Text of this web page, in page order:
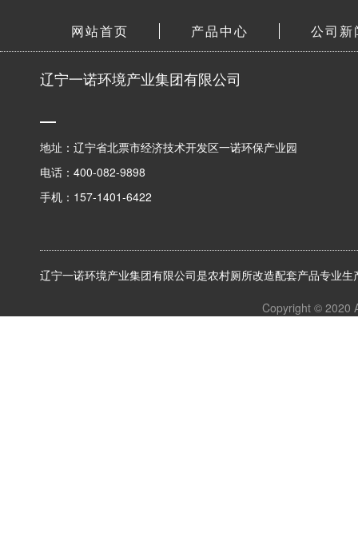
网站首页 产品中心 公司新
辽宁一诺环境产业集团有限公司
地址：辽宁省北票市经济技术开发区一诺环保产业园
电话：400-082-9898
手机：157-1401-6422
辽宁一诺环境产业集团有限公司是农村厕所改造配套产品专业生
Copyright © 2020